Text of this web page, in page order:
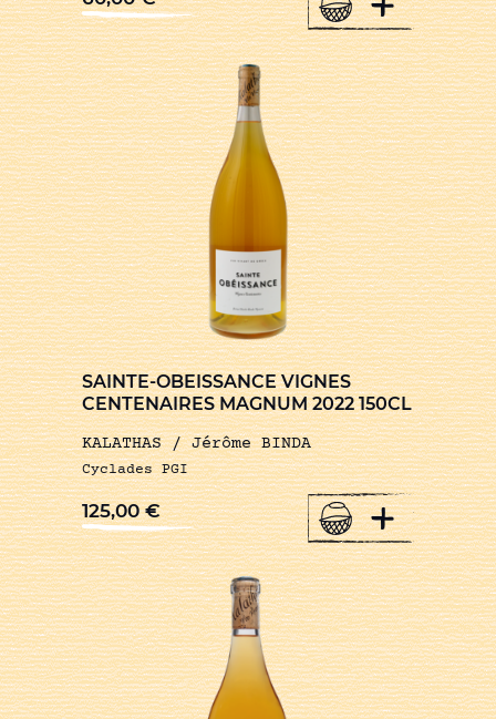
SAINTE-OBEISSANCE VIGNES
CENTENAIRES MAGNUM 2022 150CL
KALATHAS / Jérôme BINDA
Cyclades PGI
125,00€ +